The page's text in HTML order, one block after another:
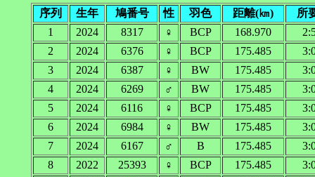
序列 生年 鳩番号 性 羽色 距離(㎞)
所
1
2024 8317 ♀ BCP 168.970
2
2024 6376 ♀ BCP 175.485
3
2024 6387 ♀ BW 175.485
4
2024 6269 ♂ BW 175.485
5
2024 6116 ♀ BCP 175.485
6
2024 6984 ♀ BW 175.485
7
2024 6167 ♂ B 175.485
8
2022 25393 ♀ BCP 175.485